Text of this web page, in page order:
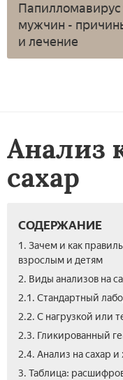
мужчин -
и лечение
Анализ
сахар
СОДЕРЖАНИЕ
1. Зачем и как
взрослым и детям
2. Виды анализов на
2.1. Стандартный
2.2. С нагрузкой или
2.3. Гликированный
2.4. Анализ на сахар
3. Таблица: